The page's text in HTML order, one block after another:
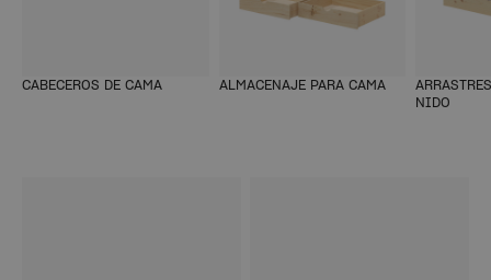
CABECEROS DE CAMA ALMACENAJE PARA CAMA
NIDO